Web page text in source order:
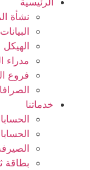
نشأة المصرف
البيانات المالية
الهيكل الاداري
مدراء الفروع
فروع المصرف
الصرافات الالية
الحسابات الجارية
الحسابات الادخارية
الصيرفة الاكترونية
بطاقة ثمرات